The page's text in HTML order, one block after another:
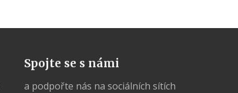
Spojte se s námi
a podpořte nás na sociálních sítích